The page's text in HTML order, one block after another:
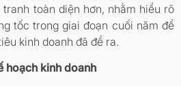
toàn diện hơn, nhằm hiểu rõ
tốc trong giai đoạn cuối năm để
kinh doanh đã đề ra.
hoạch kinh doanh